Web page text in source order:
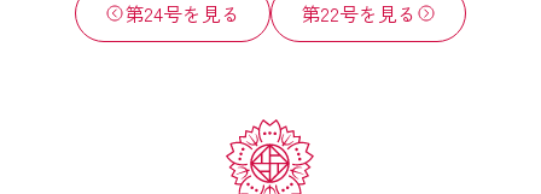
第24号を見る 第22号を見る